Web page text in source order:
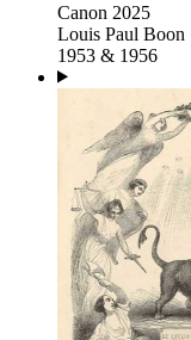
Canon 2025
Louis Paul Boon
1953 & 1956